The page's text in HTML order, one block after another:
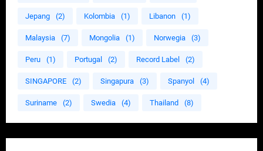
Jepang (2) Kolombia (1) Libanon (1)
Malaysia (7) Mongolia (1) Norwegia (3)
Peru (1) Portugal (2) Record Label (2)
SINGAPORE (2) Singapura (3) Spanyol (4)
Suriname (2) Swedia (4) Thailand (8)